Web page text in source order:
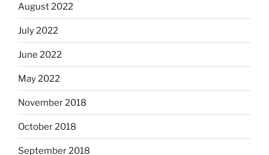
August 2022
July 2022
June 2022
May 2022
November 2018
October 2018
September 2018